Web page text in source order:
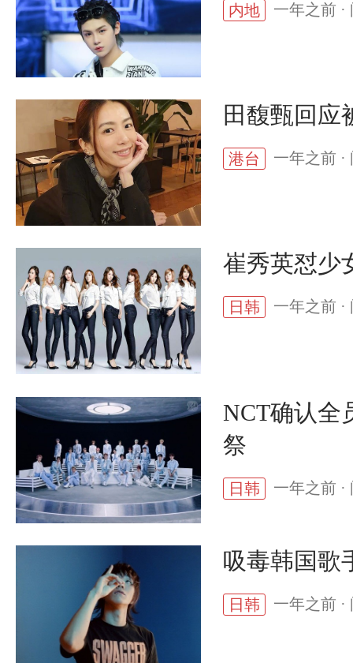
内地 一年之前 ·
田馥甄回应
港台 一年之前 ·
崔秀英怼少
日韩 一年之前 ·
NCT确认全
祭
日韩 一年之前 ·
吸毒韩国歌
日韩 一年之前 ·